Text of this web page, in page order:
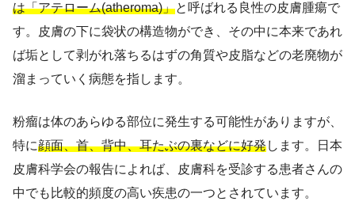
は「アテローム(atheroma)」と呼ばれる良性の皮膚腫瘍で
す。皮膚の下に袋状の構造物ができ、その中に本来であれ
ば垢として剥がれ落ちるはずの角質や皮脂などの老廃物が
溜まっていく病態を指します。
粉瘤は体のあらゆる部位に発生する可能性がありますが、
特に顔面、首、背中、耳たぶの裏などに好発します。日本
皮膚科学会の報告によれば、皮膚科を受診する患者さんの
中でも比較的頻度の高い疾患の一つとされています。